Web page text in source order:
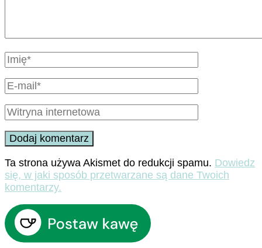
Ta strona używa Akismet do redukcji spamu. Dowiedz
się, w jaki sposób przetwarzane są dane Twoich
komentarzy.